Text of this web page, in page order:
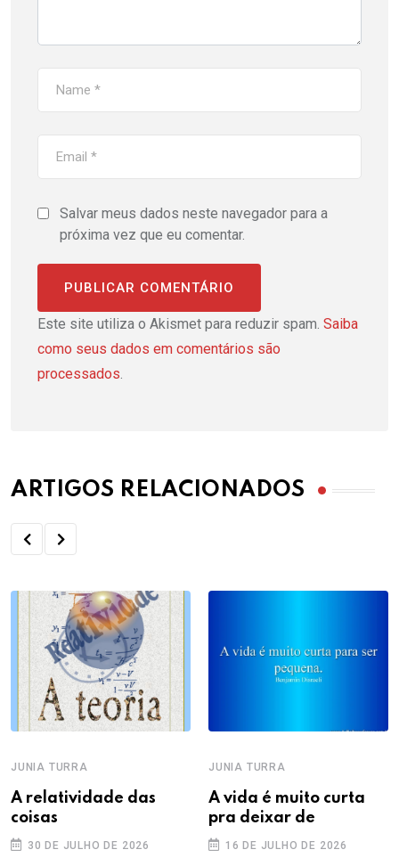
Salvar meus dados neste navegador para a
próxima vez que eu comentar.
Este site utiliza o Akismet para reduzir spam. Saiba
como seus dados em comentários são
processados.
ARTIGOS RELACIONADOS
JUNIA TURRA
A relatividade das
coisas
30 DE JULHO DE 2026
JUNIA TURRA
A vida é muito curta
pra deixar de
16 DE JULHO DE 2026